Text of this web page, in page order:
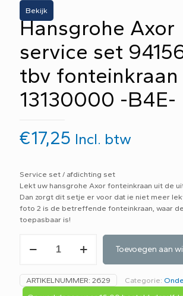
Bekijk
Hansgrohe Axor
service set
tbv fonteinkraan
13130000 -B4E-
€17,25 Incl. btw
Service set / afdichting set
Lekt uw hansgrohe Axor fonteinkraan uit de
Dan zorgt dit setje er voor dat ie niet meer
foto 2 is de betreffende fonteinkraan, waar
toepasbaar is!
Axor
set
94156000
Toevoegen aan
ARTIKELNUMMER: 2629 Categorie: